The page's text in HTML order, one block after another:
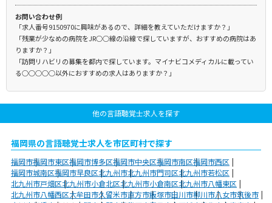
お問い合わせ例
「求人番号9150970に興味があるので、詳細を教えていただけますか？」
「残業が少なめの病院をJR○○線の沿線で探していますが、おすすめの病院はあ
りますか？」
「訪問リハビリの募集を都内で探しています。マイナビコメディカルに載ってい
る○○○○○以外におすすめの求人はありますか？」
他の言語聴覚士求人を探す
福岡県の言語聴覚士求人を市区町村で探す
福岡市福岡市東区福岡市博多区福岡市中央区福岡市南区福岡市西区
福岡市城南区福岡市早良区北九州市北九州市門司区北九州市若松区
北九州市戸畑区北九州市小倉北区北九州市小倉南区北九州市八幡東区
北九州市八幡西区大牟田市久留米市直方市飯塚市田川市柳川市八女市筑後市